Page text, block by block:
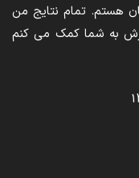
هستم. تمام نتایج من
به شما کمک می کنم